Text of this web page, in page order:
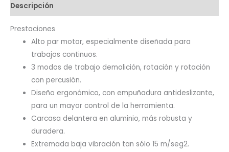
Descripción
Prestaciones
Alto par motor, especialmente diseñada para
trabajos continuos.
3 modos de trabajo demolición, rotación y rotación
con percusión.
Diseño ergonómico, con empuñadura antideslizante,
para un mayor control de la herramienta.
Carcasa delantera en aluminio, más robusta y
duradera.
Extremada baja vibración tan sólo 15 m/seg2.